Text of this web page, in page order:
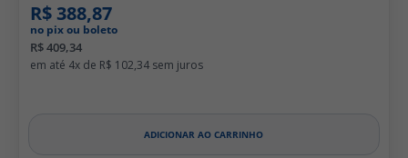
R$ 388,87
no pix ou boleto
R$ 409,34
4x de R$ 102,34
ADICIONAR AO CARRINHO